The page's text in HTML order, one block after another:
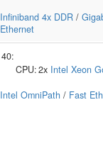
Infiniband 4x DDR /
Ethernet
40:
CPU:2x Intel Xeon
Intel OmniPath / Fast